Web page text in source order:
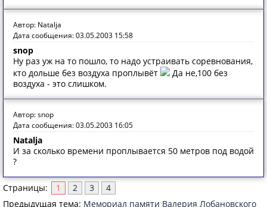
Автор: Natalja
Дата сообщения: 03.05.2003 15:58
snop
Ну раз уж на то пошло, то надо устраивать соревнования,
кто дольше без воздуха проплывёт
Да не,100 без
воздуха - это слишком.
Автор: snop
Дата сообщения: 03.05.2003 16:05
Natalja
И за сколько времени проплывается 50 метров под водой
?
Страницы: 1 2 3
4
Предыдущая тема: Мемориал памяти Валерия Лобановского